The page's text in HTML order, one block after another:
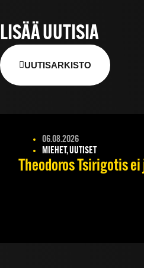
LISÄÄ UUTISIA
UUTISARKISTO
06.08.2026
MIEHET, UUTISET
Theodoros Tsirigotis